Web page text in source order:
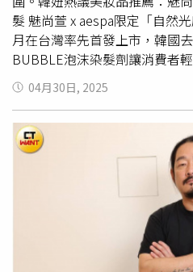
髮 魅尚萱 x aespa限定「自然
月在台灣率先首發上市，韓國
BUBBLE泡沫染髮劑讓消費者
2025 年韓系大勢髮色以自然
格的和諧平衡，也是韓國女生
日常的咖啡色系，能夠更好的
同濃淡深淺，透過剛剛好的髮
人的獨特風格。四款新色分別
色、8MB優雅茶棕與6N巧克力
泡沫染髮 100g／450元（圖／
推薦：BEIGIC 淡紋精華唇頰蜜
核心的韓系美妝品牌，自去年
以來，便深受消費者喜愛，成
04月30日, 2025